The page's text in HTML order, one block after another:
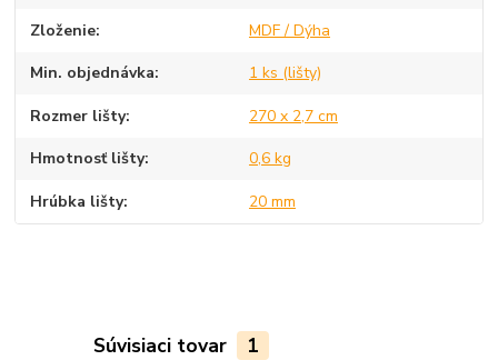
Zloženie MDF / Dýha
Min. objednávka 1 ks (lišty)
Rozmer lišty 270 x 2,7 cm
Hmotnosť lišty 0,6 kg
Hrúbka lišty 20 mm
Súvisiaci tovar 1